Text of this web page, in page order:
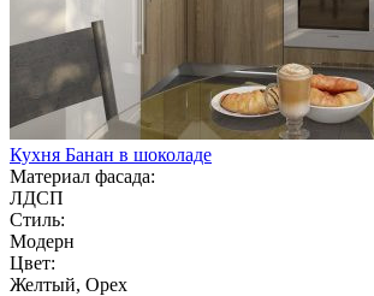
Кухня Банан в шоколаде
Материал фасада:
ЛДСП
Стиль:
Модерн
Цвет:
Желтый, Орех